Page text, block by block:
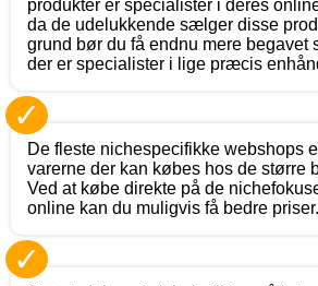
produkter er specialister i deres
da de udelukkende sælger disse
grund bør du få endnu mere begavet
der er specialister i lige præcis
✓
De fleste nichespecifikke webshops
varerne der kan købes hos de større
Ved at købe direkte på de
online kan du muligvis få bedre priser.
✓